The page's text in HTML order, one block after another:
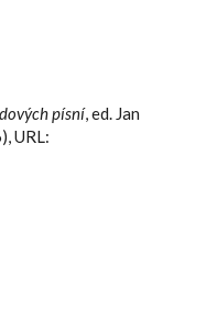
písní, ed. Jan
URL: